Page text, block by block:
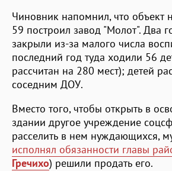
Чиновник напомнил, что объект
59 построил завод "Молот". Два
закрыли из-за малого числа
последний год туда ходили 56
рассчитан на 280 мест); детей
соседним ДОУ.
Вместо того, чтобы открыть в
здании другое учреждение
расселить в нем нуждающихся,
исполнял обязанности главы
Гречихо) решили продать его.